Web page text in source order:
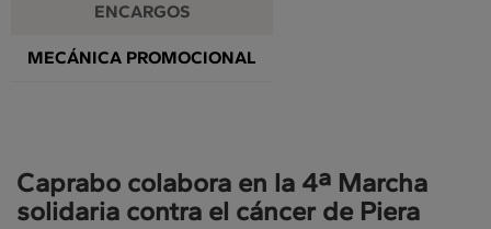
ENCARGOS
MECÁNICA PROMOCIONAL
Caprabo colabora en la 4ª Marcha
solidaria contra el cáncer de Piera